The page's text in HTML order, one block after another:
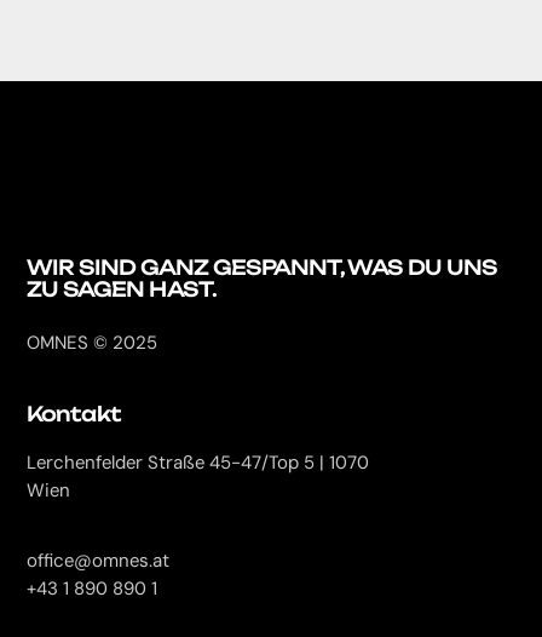
WIR SIND GANZGESPANNT, WAS DU UNS
ZU SAGEN HAST.
OMNES © 2025
Kontakt
Lerchenfelder Straße 45-47/Top 5 | 1070
Wien
office@omnes.at
+43 1 890 890 1